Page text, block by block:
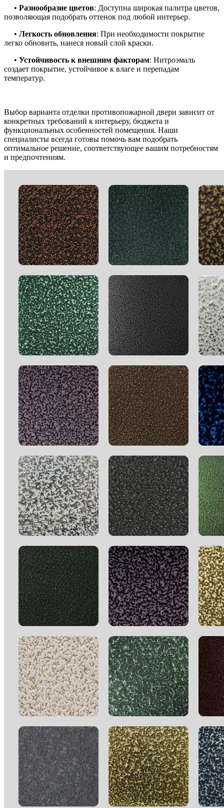
• Разнообразие цветов: Доступна широкая палитра цветов,
позволяющая подобрать оттенок под любой интерьер.
• Легкость обновления: При необходимости покрытие
легко обновить, нанеся новый слой краски.
• Устойчивость к внешним факторам: Нитроэмаль
создает покрытие, устойчивое к влаге и перепадам
температур.
Выбор варианта отделки противопожарной двери зависит от
конкретных требований к интерьеру, бюджета и
функциональных особенностей помещения. Наши
специалисты всегда готовы помочь вам подобрать
оптимальное решение, соответствующее вашим потребностям
и предпочтениям.